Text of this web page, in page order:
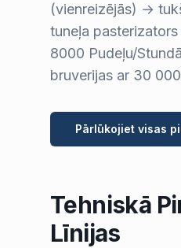
(vienreizējās) →
tuneļa
8000 Pudeļu/
bruverijas ar 30
Pārlūkojiet visas
Tehniskā
Līnijas